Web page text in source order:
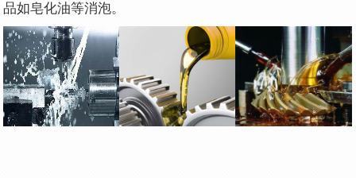
品如皂化油等消泡。